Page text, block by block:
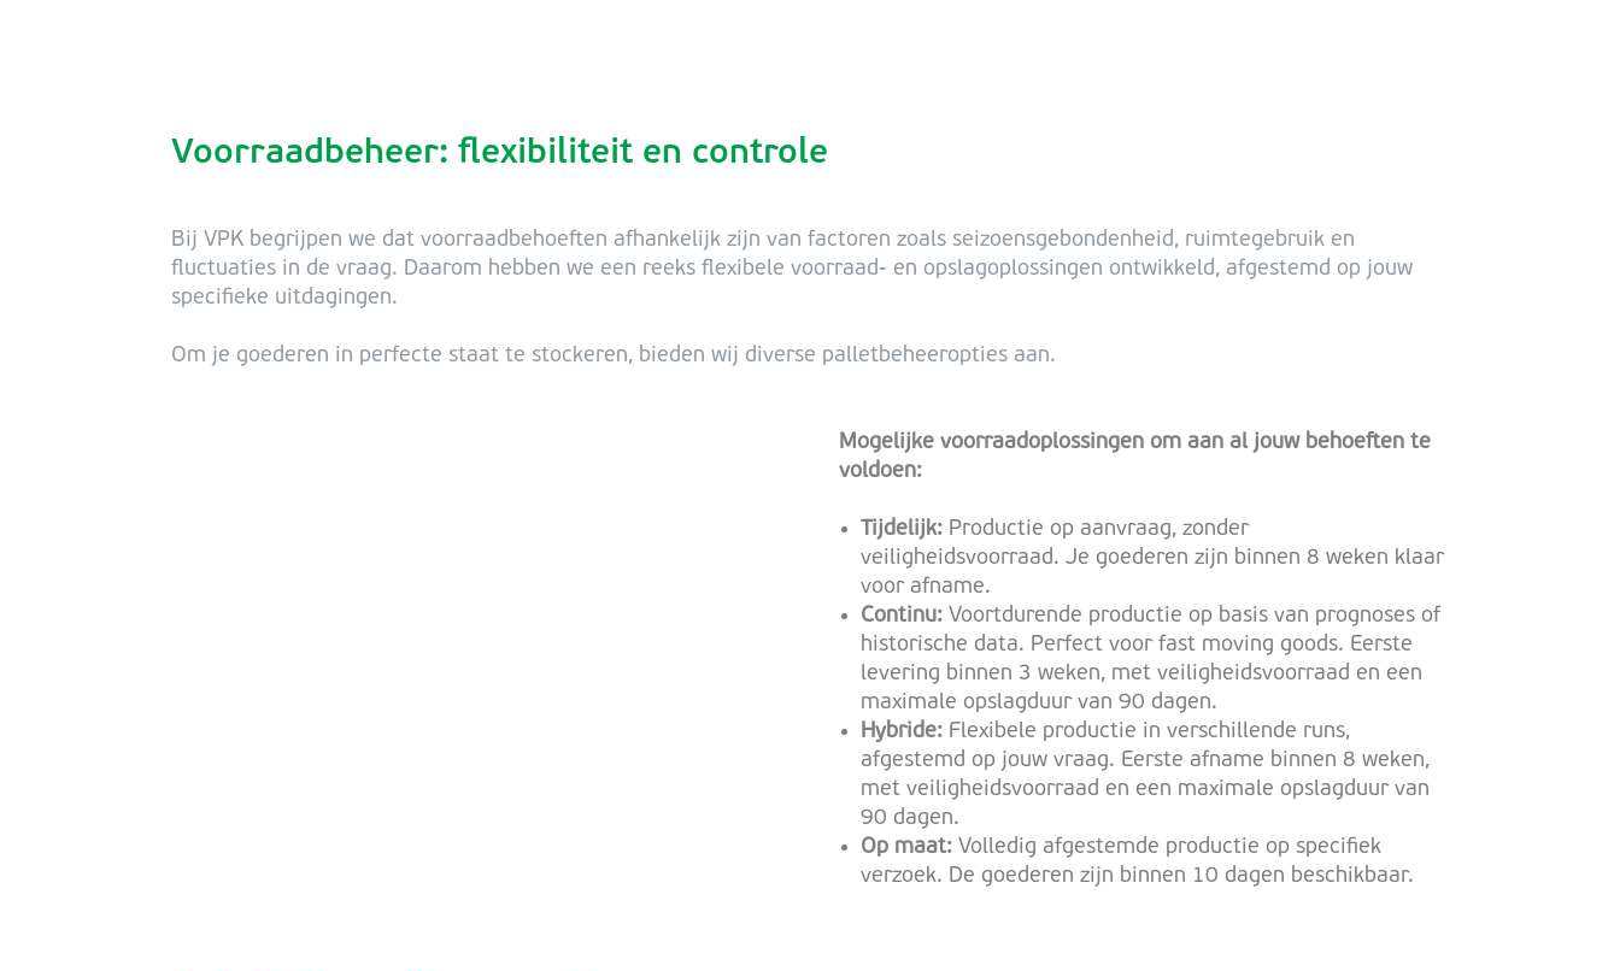
Voorraadbeheer: flexibiliteit en controle
Bij VPK begrijpen we dat voorraadbehoeften afhankelijk zijn van factoren zoals seizoensgebondenheid, ruimtegebruik en
fluctuaties in de vraag. Daarom hebben we een reeks flexibele voorraad- en opslagoplossingen ontwikkeld, afgestemd op jouw
specifieke uitdagingen.
Om je goederen in perfecte staat te stockeren, bieden wij diverse palletbeheeropties aan.
Mogelijke voorraadoplossingen om aan al jouw behoeften te
voldoen:
Tijdelijk: Productie op aanvraag, zonder
veiligheidsvoorraad. Je goederen zijn binnen 8 weken klaar
voor afname.
Continu: Voortdurende productie op basis van prognoses of
historische data. Perfect voor fast moving goods. Eerste
levering binnen 3 weken, met veiligheidsvoorraad en een
maximale opslagduur van 90 dagen.
Hybride: Flexibele productie in verschillende runs,
afgestemd op jouw vraag. Eerste afname binnen 8 weken,
met veiligheidsvoorraad en een maximale opslagduur van
90 dagen.
Op maat: Volledig afgestemde productie op specifiek
verzoek. De goederen zijn binnen 10 dagen beschikbaar.